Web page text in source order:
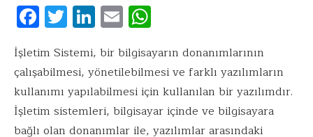
F
ac
e
b
o
o
T
w
it
te
r
Li
n
k
e
dI
n
E
m
ai
l
at
s
A
p
İşletim Sistemi, bir bilgisayarın donanımlarının
çalışabilmesi, yönetilebilmesi ve farklı yazılımların
kullanımı yapılabilmesi için kullanılan bir yazılımdır.
İşletim sistemleri, bilgisayar içinde ve bilgisayara
bağlı olan donanımlar ile, yazılımlar arasındaki